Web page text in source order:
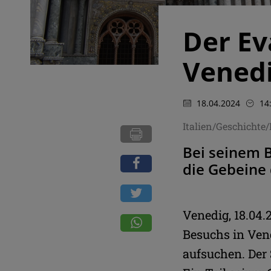
Der
18.04.2024
Italien/
Bei seinem
die
Venedig,
Besuchs in
aufsuchen.